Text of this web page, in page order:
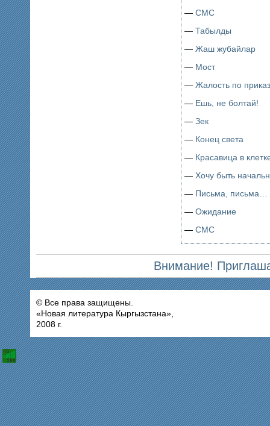
— СМС
— Табылды
— Жаш жубайлар
— Мост
— Жалость по
— Ешь, не болтай!
— Зек
— Конец света
— Красавица в
— Хочу быть
— Письма, письма…
— Ожидание
— СМС
Внимание!
© Все права защищены.
«Новая литература Кыргызстана»,
2008 г.